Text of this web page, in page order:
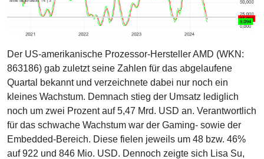
Der US-amerikanische Prozessor-Hersteller AMD (WKN:
863186) gab zuletzt seine Zahlen für das abgelaufene
Quartal bekannt und verzeichnete dabei nur noch ein
kleines Wachstum. Demnach stieg der Umsatz lediglich
noch um zwei Prozent auf 5,47 Mrd. USD an. Verantwortlich
für das schwache Wachstum war der Gaming- sowie der
Embedded-Bereich. Diese fielen jeweils um 48 bzw. 46%
auf 922 und 846 Mio. USD. Dennoch zeigte sich Lisa Su,